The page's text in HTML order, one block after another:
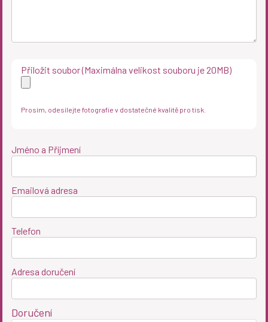
Přiložit soubor (Maximálna velikost souboru je 20MB)
Prosím, odesílejte fotografie v dostatečné kvalitě pro tisk.
Jméno a Příjmení
Emailová adresa
Telefon
Adresa doručení
Doručení